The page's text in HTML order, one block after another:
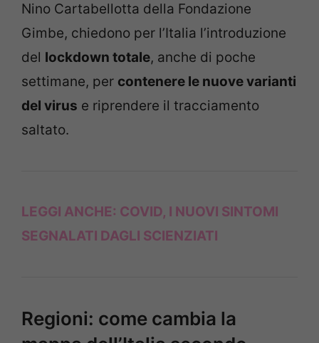
Nino Cartabellotta della Fondazione
Gimbe, chiedono per l’Italia l’introduzione
del lockdown totale, anche di poche
settimane, per contenere le nuove varianti
del virus e riprendere il tracciamento
saltato.
LEGGI ANCHE: COVID, I NUOVI SINTOMI
SEGNALATI DAGLI SCIENZIATI
Regioni: come cambia la